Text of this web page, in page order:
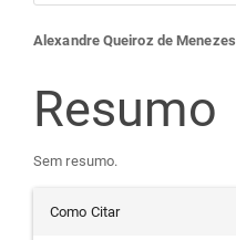
Conteúdo
do
artigo
principal
Alexandre Queiroz de Menezes
Resumo
Sem resumo.
Detalhes
Como Citar